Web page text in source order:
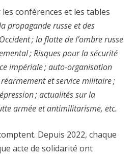
conférences et les tables
propagande russe et des
; la flotte de l’ombre russe
; Risques pour la sécurité
impériale; auto-organisation
et service militaire;
; actualités sur la
armée et antimilitarisme, etc.
Depuis 2022, chaque
acte de solidarité ont